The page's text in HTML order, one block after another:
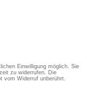
Einwilligung möglich. Sie
zu widerrufen. Die
vom Widerruf unberührt.